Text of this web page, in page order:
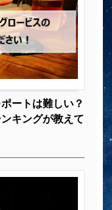
ートは難しい？
キングが教えて